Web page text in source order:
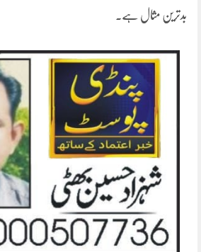
بدترین مثال ہے۔